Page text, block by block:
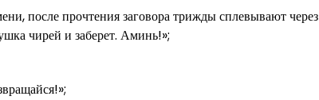
после прочтения заговора трижды сплевывают через
чирей и заберет. Аминь!»;